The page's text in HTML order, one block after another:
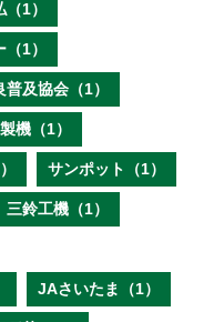
1）
1）
及協会（1）
機（1）
サンポット（1）
三鈴工機（1）
JAさいたま（1）